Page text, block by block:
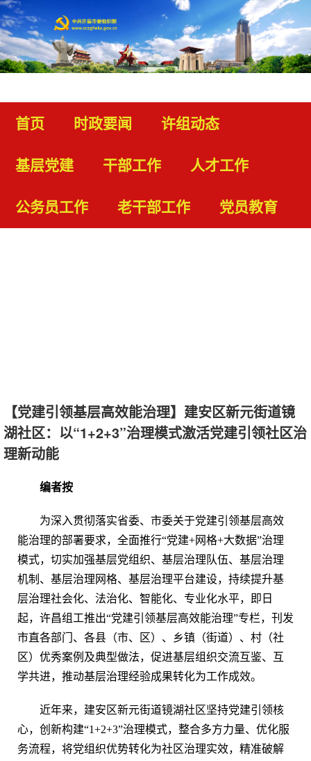
首页 时政要闻 许组动态
基层党建 干部工作 人才工作
公务员工作 老干部工作 党员教育
【党建引领基层高效能治理】建安区新元街道镜
湖社区：以“1+2+3”治理模式激活党建引领社区治
理新动能
编者按
为深入贯彻落实省委、市委关于党建引领基层高效
能治理的部署要求，全面推行“党建+网格+大数据”治理
模式，切实加强基层党组织、基层治理队伍、基层治理
机制、基层治理网格、基层治理平台建设，持续提升基
层治理社会化、法治化、智能化、专业化水平，即日
起，许昌组工推出“党建引领基层高效能治理”专栏，刊发
市直各部门、各县（市、区）、乡镇（街道）、村（社
区）优秀案例及典型做法，促进基层组织交流互鉴、互
学共进，推动基层治理经验成果转化为工作成效。
近年来，建安区新元街道镜湖社区坚持党建引领核
心，创新构建“1+2+3”治理模式，整合多方力量、优化服
务流程，将党组织优势转化为社区治理实效，精准破解